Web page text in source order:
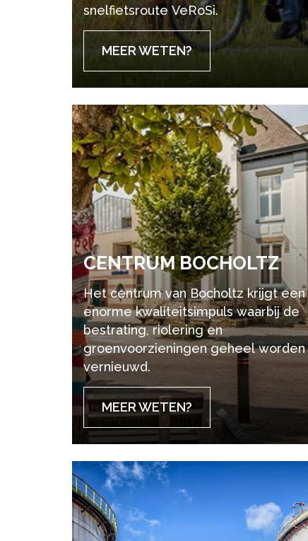
snelfietsroute VeRoSi.
MEER WETEN?
CEN­TRUM BO­CHOLTZ
Het centrum van Bocholtz krijgt een
enorme kwaliteitsimpuls waarbij de
bestrating, riolering en
groenvoorzieningen geheel worden
vernieuwd.
MEER WETEN?